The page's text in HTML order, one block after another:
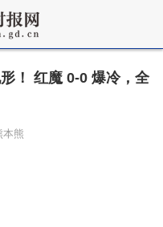
！ 红魔 0-0 爆冷，全
本熊